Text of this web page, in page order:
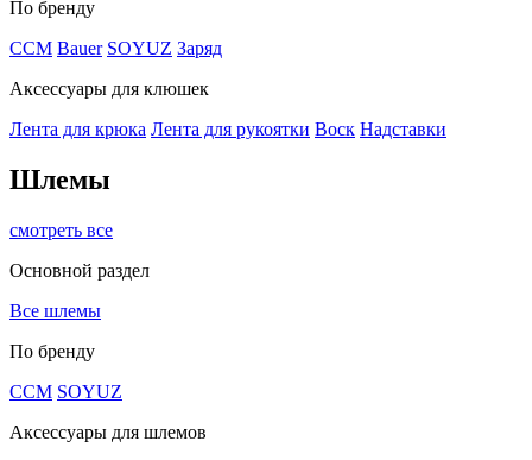
По бренду
CCM Bauer SOYUZ Заряд
Аксессуары для клюшек
Лента для крюка Лента для рукоятки Воск Надставки
Шлемы
смотреть все
Основной раздел
Все шлемы
По бренду
CCM SOYUZ
Аксессуары для шлемов